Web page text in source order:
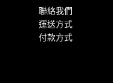
聯絡我們
運送方式
付款方式